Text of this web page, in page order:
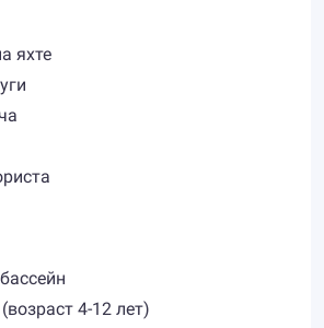
яхте
4-12 лет)